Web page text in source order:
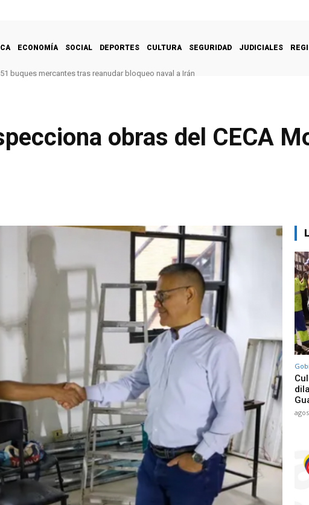
ECONOMÍA SOCIAL DEPORTES CULTURA SEGURIDAD JUDICIALES
51 buques mercantes tras reanudar bloqueo naval a Irán
obras del CECA